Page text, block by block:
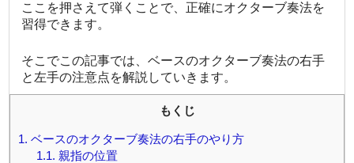
ここを押さえて弾くことで、正確にオクターブ奏法を
習得できます。
そこでこの記事では、ベースのオクターブ奏法の右手
と左手の注意点を解説していきます。
もくじ
1. ベースのオクターブ奏法の右手のやり方
1.1. 親指の位置